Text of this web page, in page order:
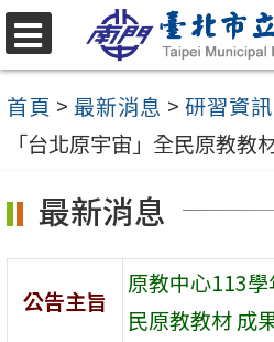
跳
至
主
容
選
單
首頁 > 最新消息 > 研習資訊
「台北原宇宙」全民原教教
最新消息
公告主旨
原教中心113
民原教教材 成